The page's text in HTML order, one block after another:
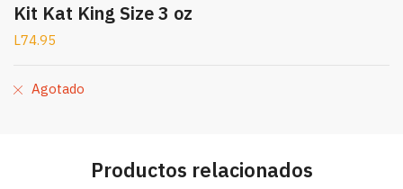
Kit Kat King Size 3 oz
L74.95
Agotado
Productos relacionados